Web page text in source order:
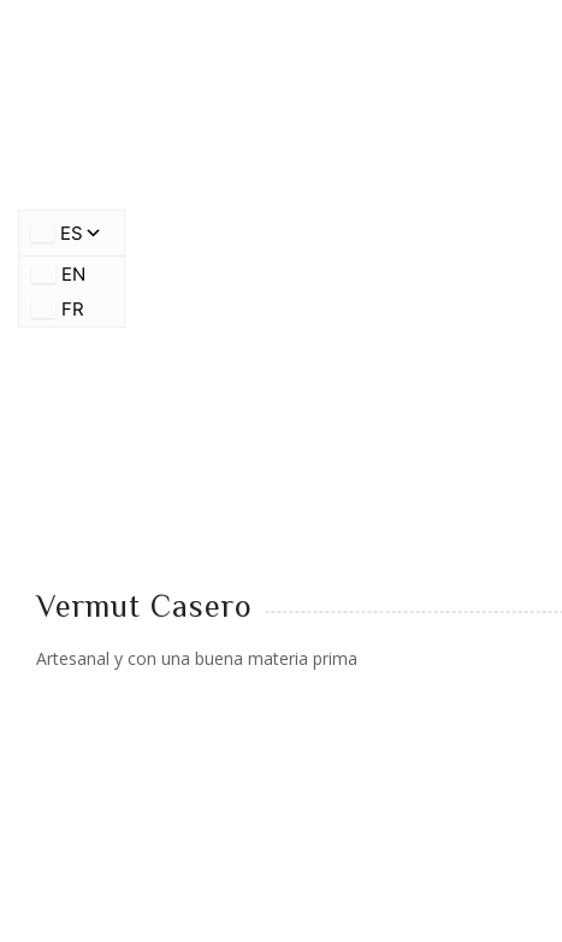
ES
EN
FR
Vermut Casero
Artesanal y con una buena materia prima